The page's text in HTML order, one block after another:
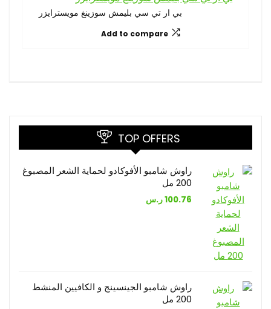
بي ار تي سي بليمش سوزينغ مويسترايزر
Add to compare
TOP OFFERS
راوش شامبو الأفوكادو لحماية الشعر المصبوغ
200 مل
100.76ر.س
راوش شامبو الجينسينج و الكافيين المنشط
200 مل